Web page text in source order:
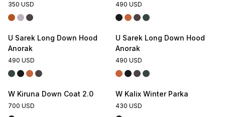
350 USD 490 USD
U Sarek Long Down Hood
Anorak
490 USD
U Sarek Long Down Hood
Anorak
490 USD
W Kiruna Down Coat 2.0
700 USD
W Kalix Winter Parka
430 USD